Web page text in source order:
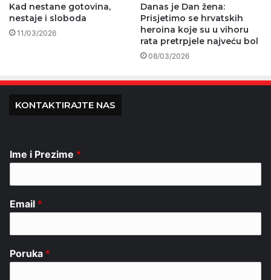
Kad nestane gotovina,
nestaje i sloboda
11/03/2026
Danas je Dan žena:
Prisjetimo se hrvatskih
heroina koje su u vihoru
rata pretrpjele najveću bol
08/03/2026
KONTAKTIRAJTE NAS
Ime i Prezime *
Email *
Poruka *